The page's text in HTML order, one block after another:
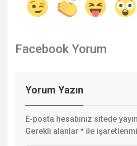
Facebook Yorum
Yorum Yazın
E-posta hesabınız sitede
Gerekli alanlar * ile